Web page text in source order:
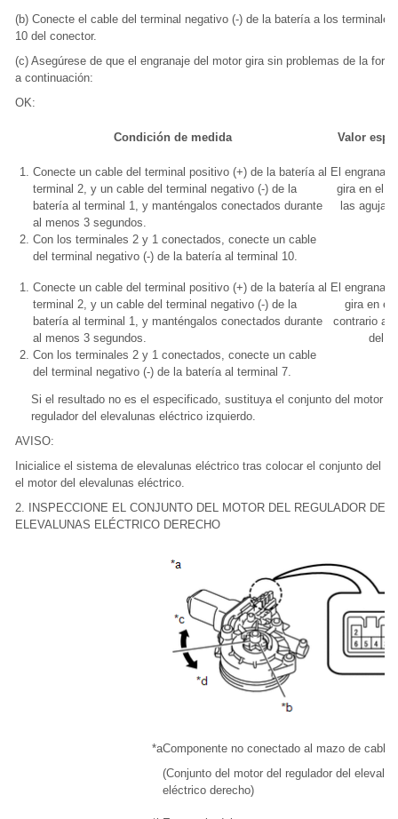
(b) Conecte el cable del terminal negativo (-) de la batería a los
10 del conector.
(c) Asegúrese de que el engranaje del motor gira sin problemas de la
a continuación:
OK:
Condición de medida Valor
Conecte un cable del terminal positivo (+) de la batería al
terminal 2, y un cable del terminal negativo (-) de la
batería al terminal 1, y manténgalos conectados durante
al menos 3 segundos.
Con los terminales 2 y 1 conectados, conecte un cable
del terminal negativo (-) de la batería al terminal 10.
El
gira en el
las agujas
Conecte un cable del terminal positivo (+) de la batería al
terminal 2, y un cable del terminal negativo (-) de la
batería al terminal 1, y manténgalos conectados durante
al menos 3 segundos.
Con los terminales 2 y 1 conectados, conecte un cable
del terminal negativo (-) de la batería al terminal 7.
El
gira en el
contrario a
del
Si el resultado no es el especificado, sustituya el conjunto del motor
regulador del elevalunas eléctrico izquierdo.
AVISO:
Inicialice el sistema de elevalunas eléctrico tras colocar el conjunto del
el motor del elevalunas eléctrico.
2. INSPECCIONE EL CONJUNTO DEL MOTOR DEL REGULADOR DEL
ELEVALUNAS ELÉCTRICO DERECHO
*aComponente no conectado al mazo de cables
(Conjunto del motor del regulador del
eléctrico derecho)